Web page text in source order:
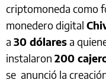
criptomoneda como
monedero digital
a 30 dólaresa
instalaron 200
se anunció la